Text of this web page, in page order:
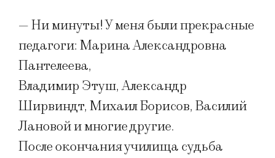
— Ни минуты! У меня были прекрасные
педагоги: Марина Александровна
Пантелеева,
Владимир Этуш, Александр
Ширвиндт, Михаил Борисов, Василий
Лановой и многие другие.
После окончания училища судьба